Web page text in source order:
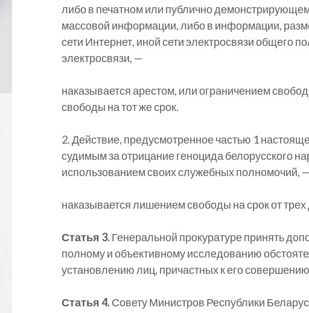
либо в печатном или публично
массовой информации, либо в информации,
сети Интернет, иной сети электросвязи общего
электросвязи, —
наказывается арестом, или ограничением
свободы на тот же срок.
2. Действие, предусмотренное частью 1
судимым за отрицание геноцида белорусского
использованием своих служебных полномочий, —
наказывается лишением свободы на срок от трех
Статья 3.Генеральной прокуратуре принять
полному и объективному исследованию
установлению лиц, причастных к его
Статья 4.Совету Министров Республики